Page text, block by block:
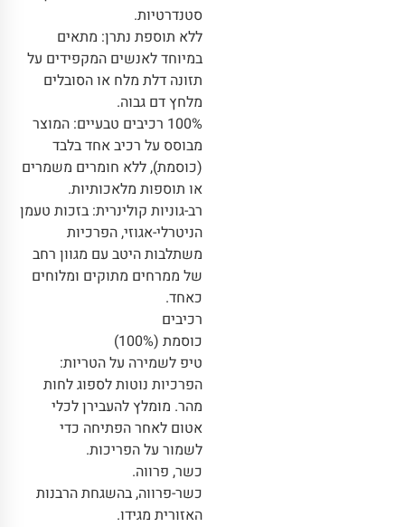
סטנדרטיות.
ללא תוספת נתרן: מתאים
במיוחד לאנשים המקפידים על
תזונה דלת מלח או הסובלים
מלחץ דם גבוה.
100% רכיבים טבעיים: המוצר
מבוסס על רכיב אחד בלבד
(כוסמת), ללא חומרים משמרים
או תוספות מלאכותיות.
רב-גוניות קולינרית: בזכות טעמן
הניטרלי-אגוזי, הפרכיות
משתלבות היטב עם מגוון רחב
של ממרחים מתוקים ומלוחים
כאחד.
רכיבים
כוסמת (100%)
טיפ לשמירה על הטריות:
הפרכיות נוטות לספוג לחות
מהר. מומלץ להעבירן לכלי
אטום לאחר הפתיחה כדי
לשמור על הפריכות.
כשר, פרווה.
כשר-פרווה, בהשגחת הרבנות
האזורית מגידו.